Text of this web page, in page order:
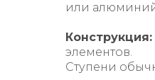
или
Конструкция:
элементов.
Ступени